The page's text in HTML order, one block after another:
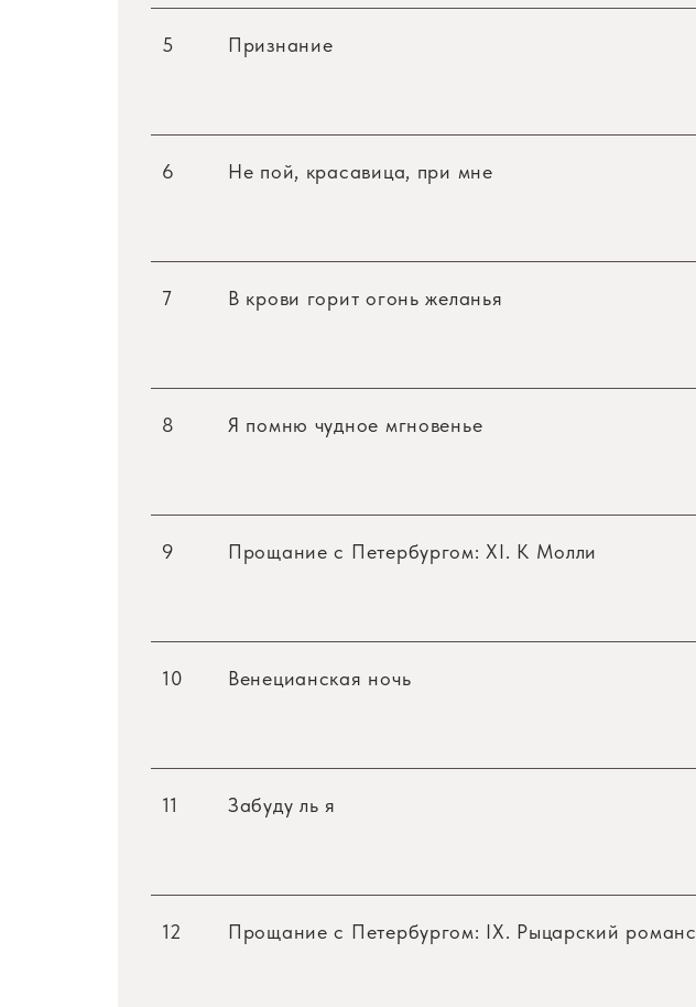
5 Признание
6 Не пой, красавица, при мне
7 В крови горит огонь желанья
8 Я помню чудное мгновенье
9 Прощание с Петербургом: XI. К Молли
10 Венецианская ночь
11 Забуду ль я
12 Прощание с Петербургом: IX. Рыцарский романс